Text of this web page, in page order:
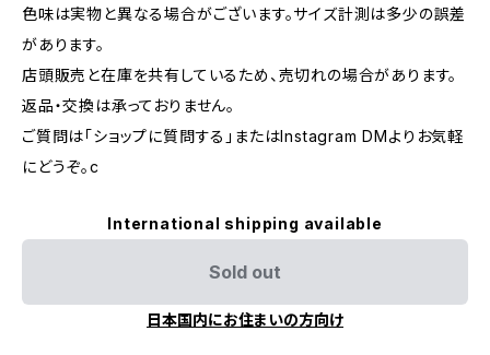
色味は実物と異なる場合がございます。サイズ計測は多少の誤差
があります。
店頭販売と在庫を共有しているため、売切れの場合があります。
返品・交換は承っておりません。
ご質問は「ショップに質問する」またはInstagram DMよりお気軽
にどうぞ。c
International shipping available
Sold out
日本国内にお住まいの方向け